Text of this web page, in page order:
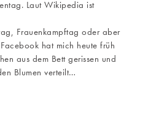
Laut Wikipedia ist
Frauenkampftag oder aber
hat mich heute früh
aus dem Bett gerissen und
Blumen verteilt…